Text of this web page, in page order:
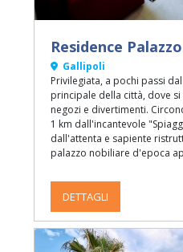
Residence
Gallipoli
Privilegiata, a pochi passi
principale della città, dove
negozi e divertimenti.
1 km dall'incantevole
dall'attenta e sapiente
palazzo nobiliare d'epoca
DETTAGLI